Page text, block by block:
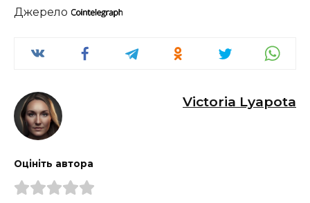
Джерело
Victoria Lyapota
Оцініть автора